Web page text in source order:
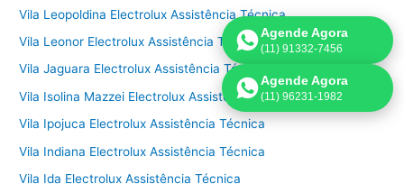
Vila Leopoldina Electrolux Assistência Técnica
Vila Leonor Electrolux Assistência Técnica
Vila Jaguara Electrolux Assistência Técnica
Vila Isolina Mazzei Electrolux Assistência Técnica
Vila Ipojuca Electrolux Assistência Técnica
Vila Indiana Electrolux Assistência Técnica
Vila Ida Electrolux Assistência Técnica
Agende Agora
(11) 91332-7456
Agende Agora
(11) 96231-1982